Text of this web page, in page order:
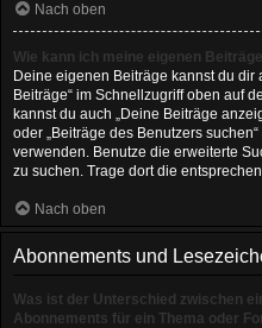
Nach oben
Wie kann ich meine eigenen
Deine eigenen Beiträge kannst du dir
Beiträge“ im Schnellzugriff oben auf
kannst du auch „Deine Beiträge
oder „Beiträge des Benutzers
verwenden. Benutze die erweiterte
zu suchen. Trage dort die
Nach oben
Abonnements und
Was ist der Unterschied zwischen
Abonnements für ein Thema oder